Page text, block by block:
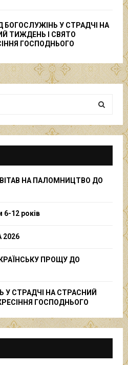
БОГОСЛУЖІНЬ У СТРАДЧІ НА
ТИЖДЕНЬ І СВЯТО
ГОСПОДНЬОГО
S
E
A
НА ПАЛОМНИЦТВО ДО
6-12 років
ПРОЩУ ДО
У СТРАДЧІ НА СТРАСНИЙ
ГОСПОДНЬОГО